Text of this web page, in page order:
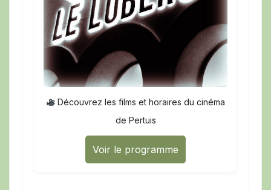
Découvrez les films et horaires du cinéma
de Pertuis
Voir le programme